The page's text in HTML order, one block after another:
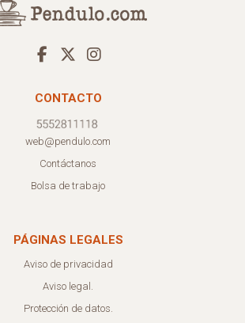
CONTACTO
web@pendulo.com
Contáctanos
Bolsa de trabajo
PÁGINAS LEGALES
Aviso de privacidad
Aviso legal.
Protección de datos.